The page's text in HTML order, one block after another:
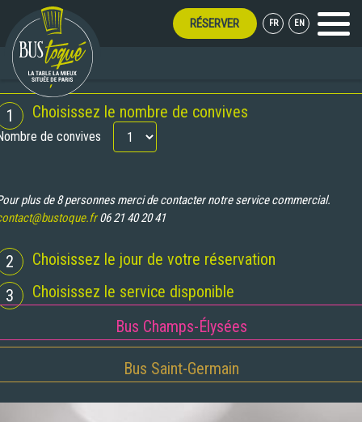
RÉSERVER FR EN Menu
TOUT L'ÉTÉ !
1 Choisissez le nombre de convives
de convives
plus de 8 personnes merci de contacter notre service commercial.
06 21 40 20 41
2
Choisissez le jour de votre réservation
3
Choisissez le service disponible
Bus Champs-Élysées
Bus Saint-Germain